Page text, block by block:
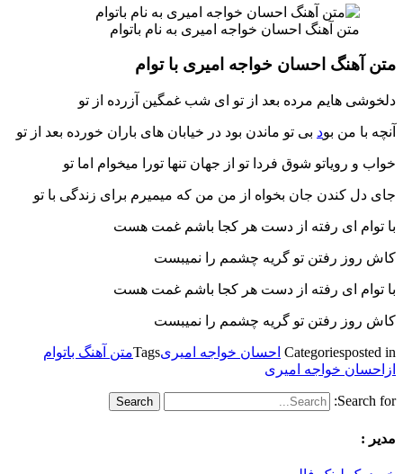
متن آهنگ احسان خواجه امیری به نام باتوام
متن آهنگ احسان خواجه امیری با توام
دلخوشی هایم مرده بعد از تو ای شب غمگین آزرده از تو
آنچه با من بود بی تو ماندن بود در خیابان های باران خورده بعد از تو
خواب و رویاتو شوق فردا تو از جهان تنها تورا میخوام اما تو
جای دل کندن جان بخواه از من من که میمیرم برای زندگی با تو
با توام ای رفته از دست هر کجا باشم غمت هست
کاش روز رفتن تو گریه چشمم را نمیبست
با توام ای رفته از دست هر کجا باشم غمت هست
کاش روز رفتن تو گریه چشمم را نمیبست
Categoriesposted in احسان خواجه امیریTagsمتن آهنگ باتوام
ازاحسان خواجه امیری
Search for:
مدیر :